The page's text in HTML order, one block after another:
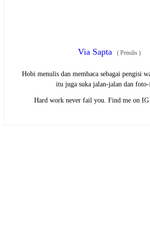
Via Sapta (Penulis )
Hobi menulis dan membaca sebagai pengisi
itu juga suka jalan-jalan dan foto-
Hard work never fail you. Find me on IG